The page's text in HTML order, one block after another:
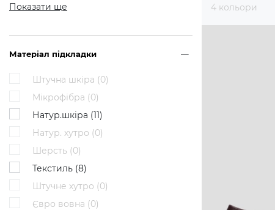
Показати ще
Матеріал підкладки
Штучна шкіра (0)
Мікрофібра (0)
Натур.шкіра (11)
Натур. хутро (0)
Шерсть (0)
Текстиль (8)
Штучне хутро (0)
Євро вовна (0)
4 кольори